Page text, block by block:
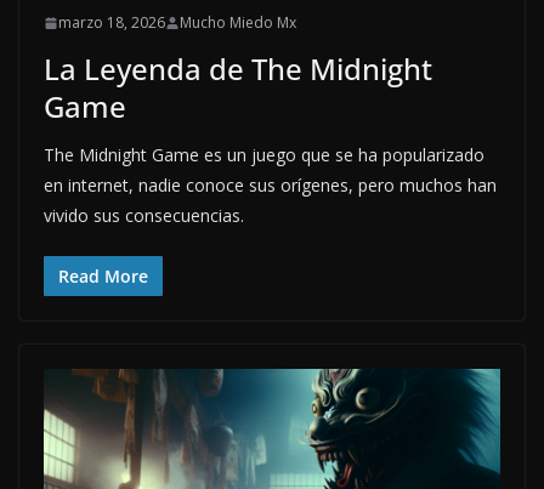
marzo 18, 2026 Mucho Miedo Mx
La Leyenda de The Midnight
Game
The Midnight Game es un juego que se ha popularizado
en internet, nadie conoce sus orígenes, pero muchos han
vivido sus consecuencias.
Read More